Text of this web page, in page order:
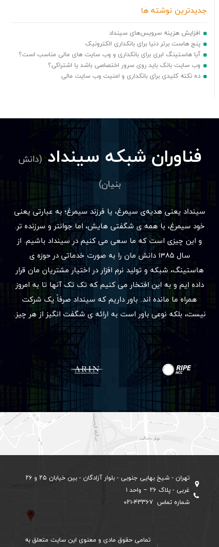
جدیدترین نوشته ها
افزایش هزینه سرویس‌های سینداد
پنج هاست برتر دنیا برای بانکداری الکترونیک
آیا هاستینگ ابری برای بانکداری و وب سایت های مالی مناسب است؟
وب سایت بانک باید روی سرور اختصاصی باشد یا اشتراکی؟
ده نکته کلیدی برای بانکداری و امنیت وب سایت مالی
فناوران شبکه سینداد (دانش
بنیان)
سینداد یعنی هدیه‌ی سیمرغ، یا فرزند سیمرغ؛ به عبارتی یعنی
خود سیمرغ، با همه ی شگفتی هایش، اما جوانتر و سرزنده تر.
و این چیزی است که ما سعی می کنیم در سینداد باشیم. از
سال ۱۳۸۵ دانش مان را به صورت خدماتی در حوزه ی
هاستینگ، شبکه و تولید نرم افزار در اختیار مشتریان مان قرار
داده ایم و به این افتخار می کنیم که تک تک آنها تا به امروز
همراه ما مانده اند. باور داریم که سینداد صرفاً یک شرکت
نیست، بلکه نوعی باور است به ارائه ی شگفت انگیز از هر چیز.
تهران - شیخ بهایی جنوبی - بلوار آزادگان - بین خیابان ۲۵ و ۲۶
غربی - پلاک ۲۶ – واحد ۱
شماره تماس ۴۳۳۶۷-۰۲۱
تمامی حقوق مادی و معنوی این سایت متعلق به